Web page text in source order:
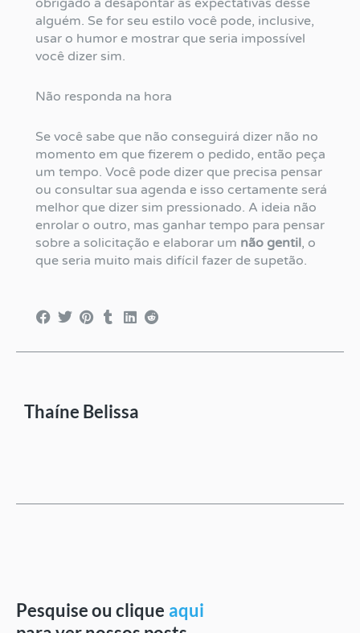
obrigado a desapontar as expectativas desse
alguém. Se for seu estilo você pode, inclusive,
usar o humor e mostrar que seria impossível
você dizer sim.
Não responda na hora
Se você sabe que não conseguirá dizer não no
momento em que fizerem o pedido, então peça
um tempo. Você pode dizer que precisa pensar
ou consultar sua agenda e isso certamente será
melhor que dizer sim pressionado. A ideia não
enrolar o outro, mas ganhar tempo para pensar
sobre a solicitação e elaborar um não gentil, o
que seria muito mais difícil fazer de supetão.
Thaíne Belissa
Pesquise ou clique aqui